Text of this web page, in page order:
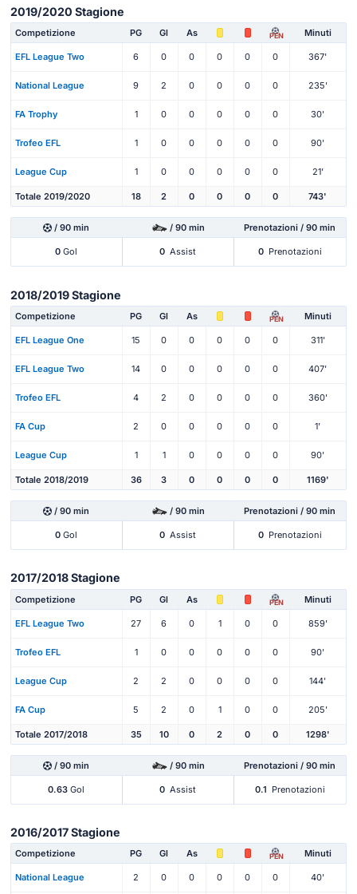
2019/2020 Stagione
Competizione PG Gl As PEN Minuti
EFL League Two 6 0 0 0 0 0 367'
National League 9 2 0 0 0 0 235'
FA Trophy 1 0 0 0 0 0 30'
Trofeo EFL 1 0 0 0 0 0 90'
League Cup 1 0 0 0 0 0 21'
Totale 2019/2020 18 2 0 0 0 0 743'
/ 90 min / 90 min Prenotazioni / 90 min
0 Gol 0 Assist 0 Prenotazioni
2018/2019 Stagione
Competizione PG Gl As PEN Minuti
EFL League One 15 0 0 0 0 0 311'
EFL League Two 14 0 0 0 0 0 407'
Trofeo EFL 4 2 0 0 0 0 360'
FA Cup 2 0 0 0 0 0 1'
League Cup 1 1 0 0 0 0 90'
Totale 2018/2019 36 3 0 0 0 0 1169'
/ 90 min / 90 min Prenotazioni / 90 min
0 Gol 0 Assist 0 Prenotazioni
2017/2018 Stagione
Competizione PG Gl As PEN Minuti
EFL League Two 27 6 0 1 0 0 859'
Trofeo EFL 1 0 0 0 0 0 90'
League Cup 2 2 0 0 0 0 144'
FA Cup 5 2 0 1 0 0 205'
Totale 2017/2018 35 10 0 2 0 0 1298'
/ 90 min / 90 min Prenotazioni / 90 min
0.63 Gol 0 Assist 0.1 Prenotazioni
2016/2017 Stagione
Competizione PG Gl As PEN Minuti
National League 2 0 0 0 0 0 40'